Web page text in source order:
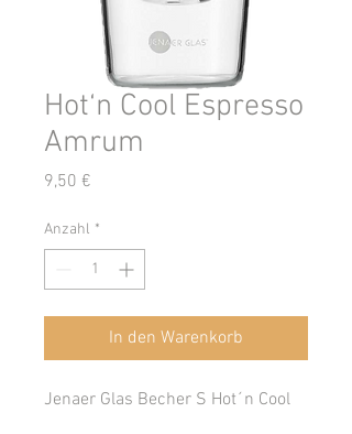
Hot‘n Cool Espresso
Amrum
9,50 €
Anzahl *
In den Warenkorb
Jenaer Glas Becher S Hot´n Cool